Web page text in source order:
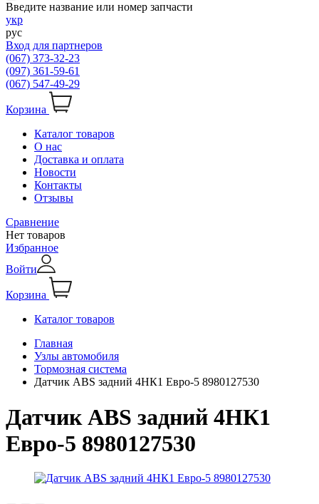
Введите название или номер запчасти
укр
рус
Вход для партнеров
(067) 373-32-23
(097) 361-59-61
(067) 547-49-29
Корзина
Каталог товаров
О нас
Доставка и оплата
Новости
Контакты
Отзывы
Сравнение
Нет товаров
Избранное
Войти
Корзина
Каталог товаров
Главная
Узлы автомобиля
Тормозная система
Датчик ABS задний 4НК1 Евро-5 8980127530
Датчик ABS задний 4НК1
Евро-5 8980127530